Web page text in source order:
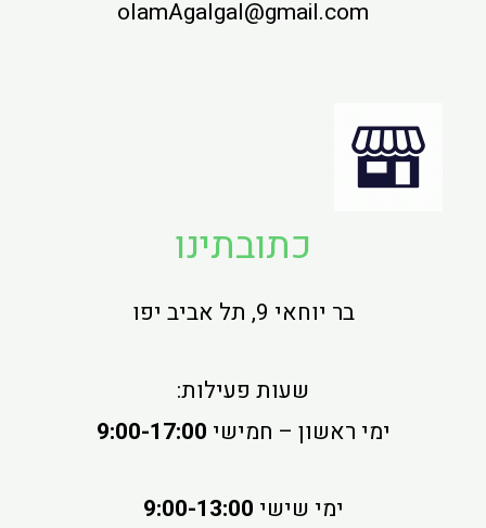
olamAgalgal@gmail.com
כתובתינו
בר יוחאי 9, תל אביב יפו
שעות פעילות:
ימי ראשון – חמישי 9:00-17:00
ימי שישי 9:00-13:00